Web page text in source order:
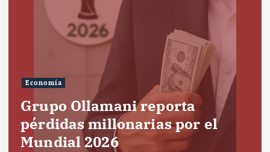
Economía
Grupo Ollamani reporta
pérdidas millonarias por el
Mundial 2026